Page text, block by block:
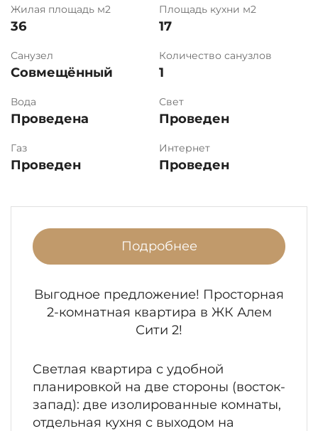
Жилая площадь м2
36
Площадь кухни м2
17
Санузел
Совмещённый
Количество санузлов
1
Вода
Проведена
Свет
Проведен
Газ
Проведен
Интернет
Проведен
Подробнее
Выгодное предложение! Просторная
2-комнатная квартира в ЖК Алем
Сити 2!
Светлая квартира с удобной
планировкой на две стороны (восток-
запад): две изолированные комнаты,
отдельная кухня с выходом на